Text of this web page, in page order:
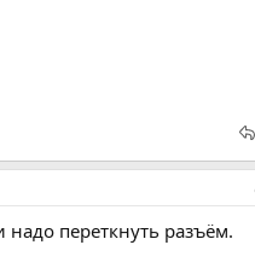
переткнуть разъём.